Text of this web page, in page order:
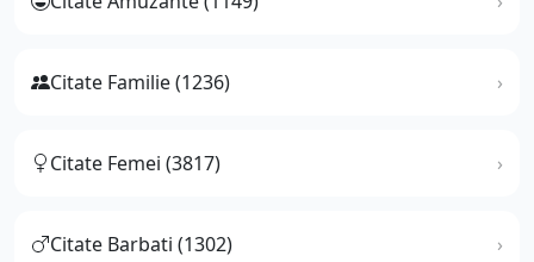
Citate Familie (1236)
Citate Femei (3817)
Citate Barbati (1302)